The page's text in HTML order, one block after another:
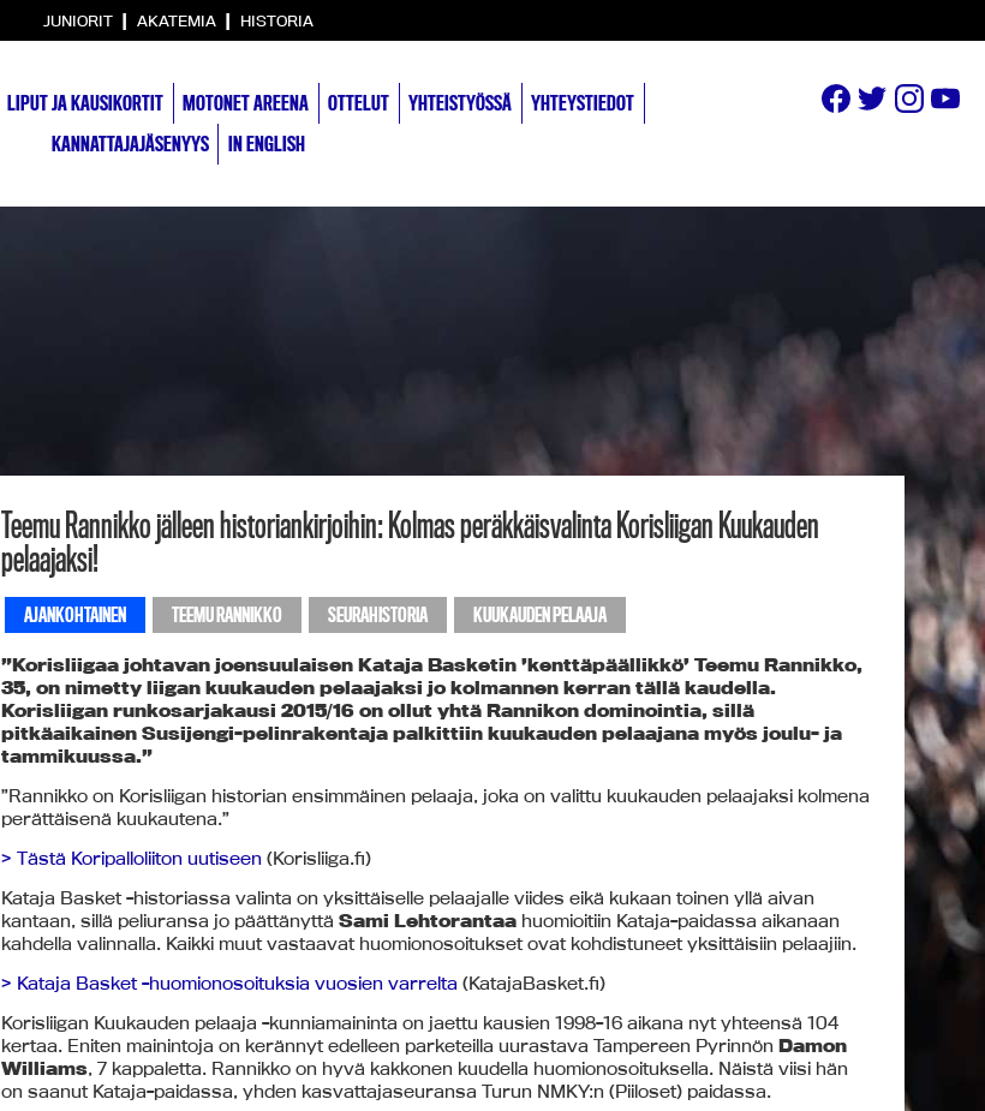
JUNIORIT | AKATEMIA | HISTORIA
LIPUT JA KAUSIKORTIT MOTONET AREENA OTTELUT YHTEISTYÖSSÄ
YHTEYSTIEDOT
KANNATTAJAJÄSENYYS
IN ENGLISH
Teemu Rannikko jälleen historiankirjoihin: Kolmas peräkkäisvalinta Korisliigan Kuukauden
pelaajaksi!
AJANKOHTAINEN TEEMU RANNIKKO SEURAHISTORIA KUUKAUDEN PELAAJA
”Korisliigaa johtavan joensuulaisen Kataja Basketin ’kenttäpäällikkö’ Teemu Rannikko,
35, on nimetty liigan kuukauden pelaajaksi jo kolmannen kerran tällä kaudella.
Korisliigan runkosarjakausi 2015/16 on ollut yhtä Rannikon dominointia, sillä
pitkäaikainen Susijengi-pelinrakentaja palkittiin kuukauden pelaajana myös joulu- ja
tammikuussa.”
”Rannikko on Korisliigan historian ensimmäinen pelaaja, joka on valittu kuukauden pelaajaksi kolmena
perättäisenä kuukautena.”
> Tästä Koripalloliiton uutiseen (Korisliiga.fi)
Kataja Basket -historiassa valinta on yksittäiselle pelaajalle viides eikä kukaan toinen yllä aivan
kantaan, sillä peliuransa jo päättänyttäSami Lehtorantaa huomioitiin Kataja-paidassa aikanaan
kahdella valinnalla. Kaikki muut vastaavat huomionosoitukset ovat kohdistuneet yksittäisiin pelaajiin.
> Kataja Basket -huomionosoituksia vuosien varrelta (KatajaBasket.fi)
Korisliigan Kuukauden pelaaja -kunniamaininta on jaettu kausien 1998-16 aikana nyt yhteensä 104
kertaa. Eniten mainintoja on kerännyt edelleen parketeilla uurastava Tampereen PyrinnönDamon
Williams, 7 kappaletta. Rannikko on hyvä kakkonen kuudella huomionosoituksella. Näistä viisi hän
on saanut Kataja-paidassa, yhden kasvattajaseuransa Turun NMKY:n (Piiloset) paidassa.